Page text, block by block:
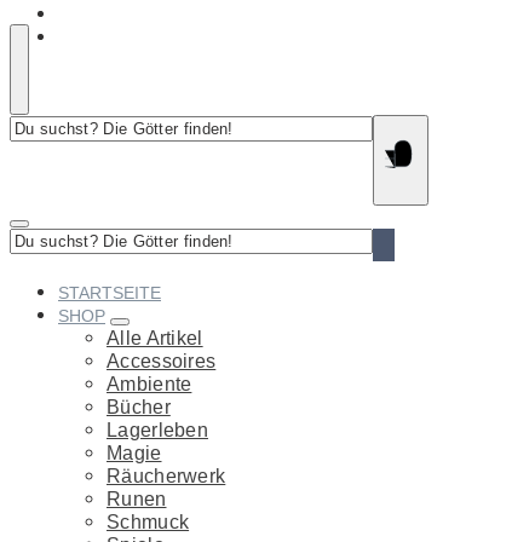
suchst?
Die
suchst?
STARTSEITE
SHOP
Alle Artikel
Accessoires
Ambiente
Bücher
Lagerleben
Magie
Räucherwerk
Runen
Schmuck